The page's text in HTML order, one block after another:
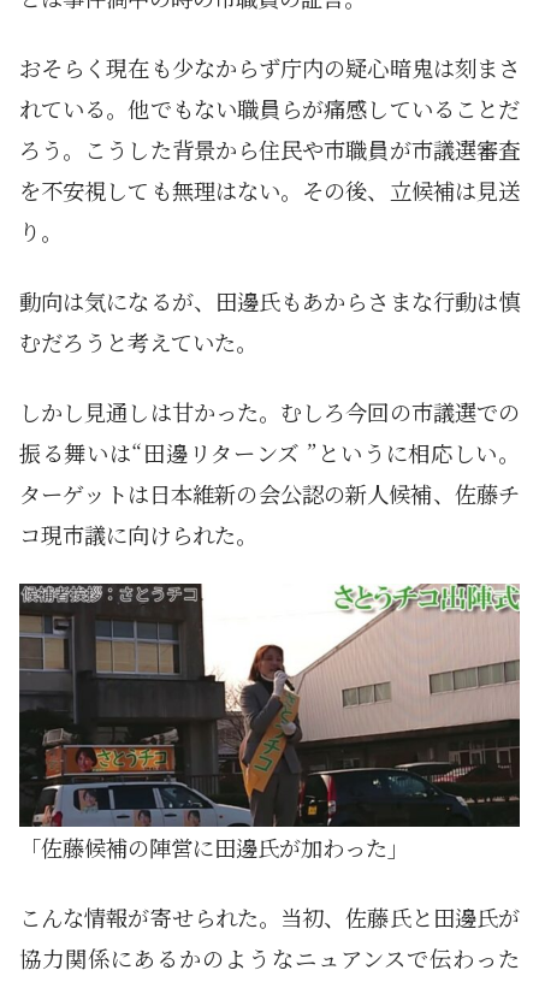
おそらく現在も少なからず庁内の疑心暗鬼は刻まさ
れている。他でもない職員らが痛感していることだ
ろう。こうした背景から住民や市職員が市議選審査
を不安視しても無理はない。その後、立候補は見送
り。
動向は気になるが、田邊氏もあからさまな行動は慎
むだろうと考えていた。
しかし見通しは甘かった。むしろ今回の市議選での
振る舞いは“田邊リターンズ ”というに相応しい。
ターゲットは日本維新の会公認の新人候補、佐藤チ
コ現市議に向けられた。
「佐藤候補の陣営に田邊氏が加わった」
こんな情報が寄せられた。当初、佐藤氏と田邊氏が
協力関係にあるかのようなニュアンスで伝わった